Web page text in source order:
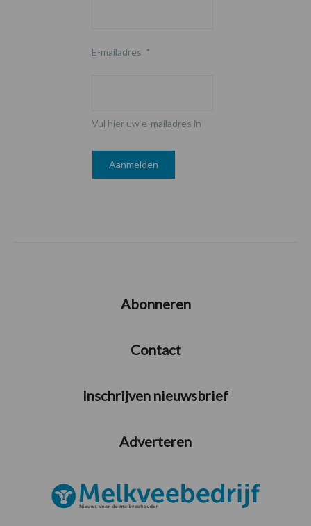
E-mailadres *
Vul hier uw e-mailadres in
Abonneren
Contact
Inschrijven nieuwsbrief
Adverteren